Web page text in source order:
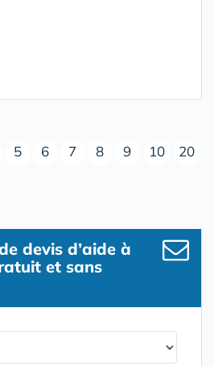
5 6 7 8 9 10
20
devis d’aide à
et sans